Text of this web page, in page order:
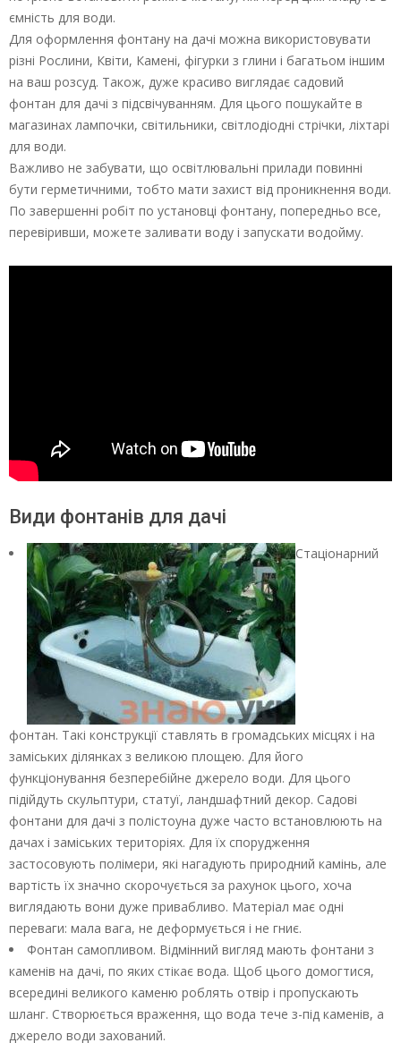
ємність для води.
Для оформлення фонтану на дачі можна використовувати
різні Рослини, Квіти, Камені, фігурки з глини і багатьом іншим
на ваш розсуд. Також, дуже красиво виглядає садовий
фонтан для дачі з підсвічуванням. Для цього пошукайте в
магазинах лампочки, світильники, світлодіодні стрічки, ліхтарі
для води.
Важливо не забувати, що освітлювальні прилади повинні
бути герметичними, тобто мати захист від проникнення води.
По завершенні робіт по установці фонтану, попередньо все,
перевіривши, можете заливати воду і запускати водойму.
Види фонтанів для дачі
Стаціонарний
фонтан. Такі конструкції ставлять в громадських місцях і на
заміських ділянках з великою площею. Для його
функціонування безперебійне джерело води. Для цього
підійдуть скульптури, статуї, ландшафтний декор. Садові
фонтани для дачі з полістоуна дуже часто встановлюють на
дачах і заміських територіях. Для їх спорудження
застосовують полімери, які нагадують природний камінь, але
вартість їх значно скорочується за рахунок цього, хоча
виглядають вони дуже привабливо. Матеріал має одні
переваги: мала вага, не деформується і не гниє.
Фонтан самопливом. Відмінний вигляд мають фонтани з
каменів на дачі, по яких стікає вода. Щоб цього домогтися,
всередині великого каменю роблять отвір і пропускають
шланг. Створюється враження, що вода тече з-під каменів, а
джерело води захований.